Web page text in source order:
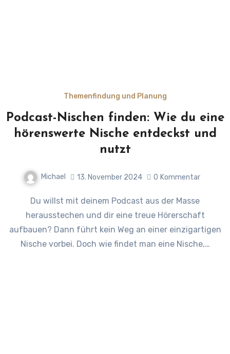
Themenfindung und Planung
Podcast-Nischen finden: Wie du eine
hörenswerte Nische entdeckst und
nutzt
Michael 13. November 2024 0 Kommentar
Du willst mit deinem Podcast aus der Masse
herausstechen und dir eine treue Hörerschaft
aufbauen? Dann führt kein Weg an einer einzigartigen
Nische vorbei. Doch wie findet man eine Nische,…